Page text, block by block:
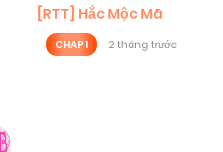
[RTT] Hắc Mộc Mã
CHAP 1 2 tháng trước